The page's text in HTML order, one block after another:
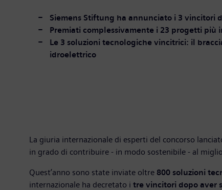
Siemens Stiftung ha annunciato i 3 vincitori
Premiati complessivamente i 23 progetti
Le 3 soluzioni tecnologiche vincitrici: il
idroelettrico
La giuria internazionale di esperti del concorso
in grado di contribuire - in modo sostenibile - al
Quest’anno sono state inviate oltre 800 soluzioni
internazionale ha decretato i tre vincitori dopo aver